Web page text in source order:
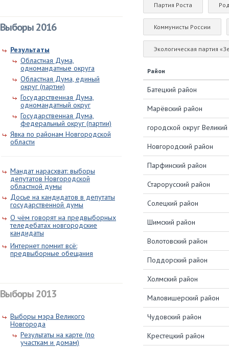
Выборы 2016
Результаты
Областная Дума,
одномандатные округа
Областная Дума, единый
округ (партии)
Государственная Дума,
одномандатный округ
Государственная Дума,
федеральный округ (партии)
Явка по районам Новгородской
области
Мандат нарасхват: выборы
депутатов Новгородской
областной думы
Досье на кандидатов в депутаты
государственной думы
О чём говорят на предвыборных
теледебатах новгородские
кандидаты
Интернет помнит всё:
предвыборные обещания
Выборы 2013
Выборы мэра Великого
Новгорода
Результаты на карте (по
участкам и домам)
Партия Роста
Коммунисты России
Экологическая партия
Район
Батецкий район
Марёвский район
городской округ
Новгородский район
Парфинский район
Старорусский район
Солецкий район
Шимский район
Волотовский район
Поддорский район
Холмский район
Маловишерский район
Чудовский район
Крестецкий район